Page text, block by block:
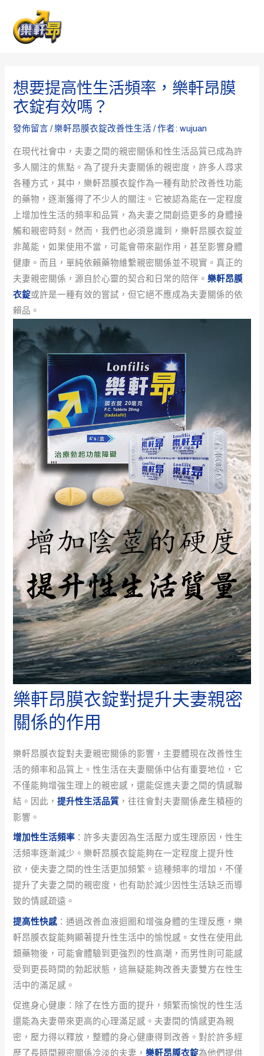
想要提高性生活頻率，樂軒昂膜
衣錠有效嗎？
發佈留言 /樂軒昂膜衣錠改善性生活 / 作者:wujuan
在現代社會中，夫妻之間的親密關係和性生活品質已成為許
多人關注的焦點。為了提升夫妻關係的親密度，許多人尋求
各種方式，其中，樂軒昂膜衣錠作為一種有助於改善性功能
的藥物，逐漸獲得了不少人的關注。它被認為能在一定程度
上增加性生活的頻率和品質，為夫妻之間創造更多的身體接
觸和親密時刻。然而，我們也必須意識到，樂軒昂膜衣錠並
非萬能，如果使用不當，可能會帶來副作用，甚至影響身體
健康。而且，單純依賴藥物維繫親密關係並不現實。真正的
夫妻親密關係，源自於心靈的契合和日常的陪伴。樂軒昂膜
衣錠或許是一種有效的嘗試，但它絕不應成為夫妻關係的依
賴品。
樂軒昂膜衣錠對提升夫妻親密
關係的作用
樂軒昂膜衣錠對夫妻親密關係的影響，主要體現在改善性生
活的頻率和品質上。性生活在夫妻關係中佔有重要地位，它
不僅能夠增強生理上的親密感，還能促進夫妻之間的情感聯
結。因此，提升性生活品質 ，往往會對夫妻關係產生積極的
影響。
增加性生活頻率 ：許多夫妻因為生活壓力或生理原因，性生
活頻率逐漸減少。樂軒昂膜衣錠能夠在一定程度上提升性
欲，使夫妻之間的性生活更加頻繁。這種頻率的增加，不僅
提升了夫妻之間的親密度，也有助於減少因性生活缺乏而導
致的情感疏遠。
提高性快感 ：通過改善血液迴圈和增強身體的生理反應，樂
軒昂膜衣錠能夠顯著提升性生活中的愉悅感。女性在使用此
類藥物後，可能會體驗到更強烈的性高潮，而男性則可能感
受到更長時間的勃起狀態，這無疑能夠改善夫妻雙方在性生
活中的滿足感。
促進身心健康：除了在性方面的提升，頻繁而愉悅的性生活
還能為夫妻帶來更高的心理滿足感。夫妻間的情感更為親
密，壓力得以釋放，整體的身心健康得到改善。對於許多經
歷了長時間親密關係冷淡的夫妻，樂軒昂膜衣錠為他們提供
navigation